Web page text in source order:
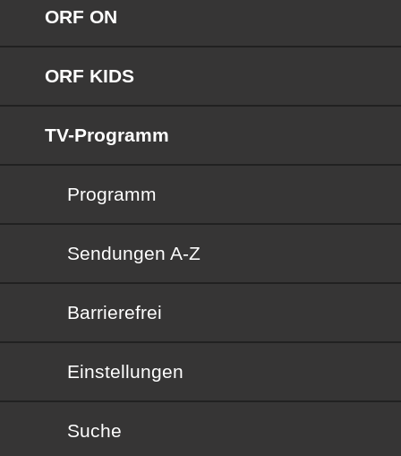
ORF ON
ORF KIDS
TV-Programm
Programm
Sendungen von A bis Z
Sendungen A-Z
Barrierefrei
Barrierefrei
Einstellungen
Suche